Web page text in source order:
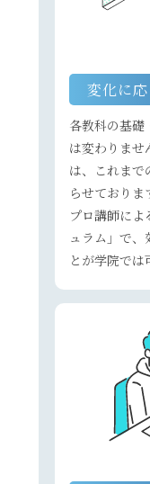
変化に
各教科の基礎
は変わりませ
は、これまで
らせておりま
プロ講師に
ュラム」で、
とが学院では